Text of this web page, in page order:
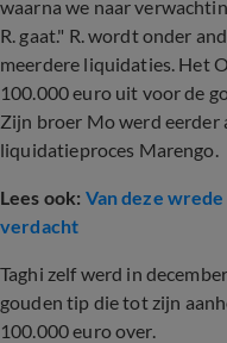
waarna we naar
R. gaat." R. wordt onder
meerdere liquidaties. Het
100.000 euro uit voor de
Zijn broer Mo werd eerder
liquidatieproces Marengo.
Lees ook: Van deze
verdacht
Taghi zelf werd in
gouden tip die tot zijn
100.000 euro over.